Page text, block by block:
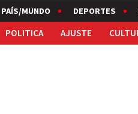
PAÍS/MUNDO DEPORTES
POLITICA AJUSTE